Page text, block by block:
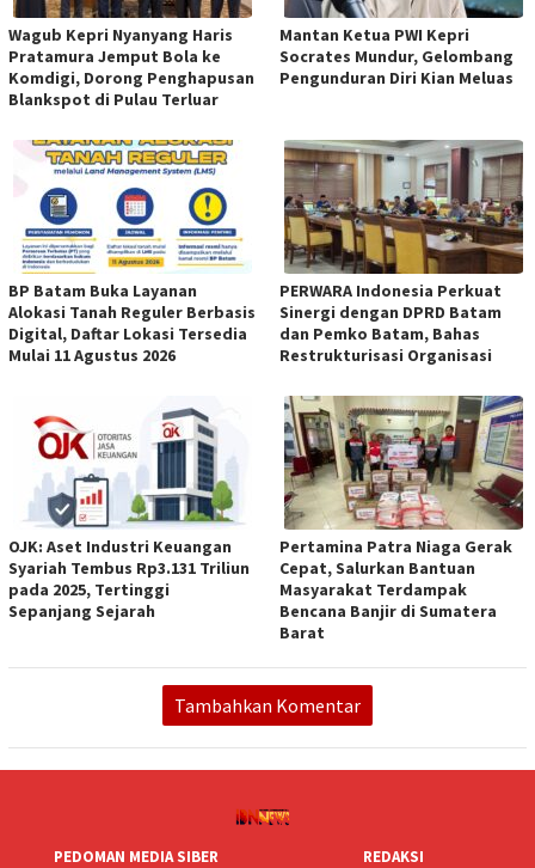
Wagub Kepri Nyanyang Haris
Pratamura Jemput Bola ke
Komdigi, Dorong Penghapusan
Blankspot di Pulau Terluar
Mantan Ketua PWI Kepri
Socrates Mundur, Gelombang
Pengunduran Diri Kian Meluas
BP Batam Buka Layanan
Alokasi Tanah Reguler Berbasis
Digital, Daftar Lokasi Tersedia
Mulai 11 Agustus 2026
PERWARA Indonesia Perkuat
Sinergi dengan DPRD Batam
dan Pemko Batam, Bahas
Restrukturisasi Organisasi
OJK: Aset Industri Keuangan
Syariah Tembus Rp3.131 Triliun
pada 2025, Tertinggi
Sepanjang Sejarah
Pertamina Patra Niaga Gerak
Cepat, Salurkan Bantuan
Masyarakat Terdampak
Bencana Banjir di Sumatera
Barat
Tambahkan Komentar
PEDOMAN MEDIA SIBER REDAKSI